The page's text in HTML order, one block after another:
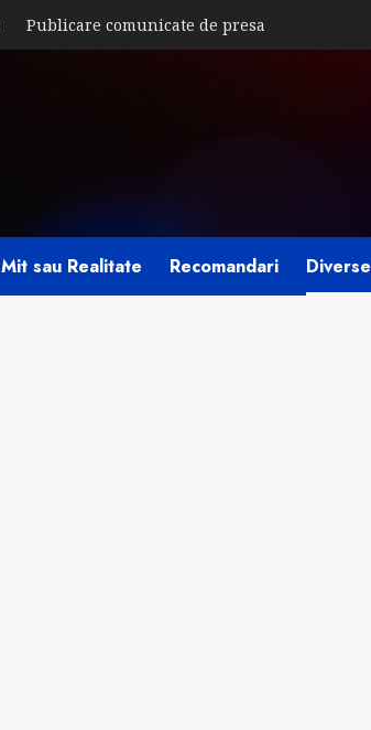
Publicare comunicate de presa
Mit sau Realitate Recomandari Diverse